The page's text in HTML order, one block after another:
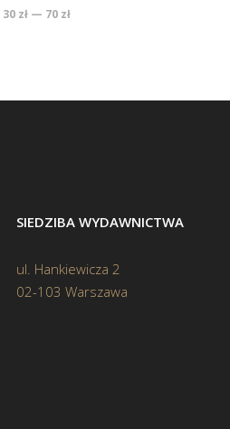
30 zł — 70 zł
SIEDZIBA WYDAWNICTWA
ul. Hankiewicza 2
02-103 Warszawa